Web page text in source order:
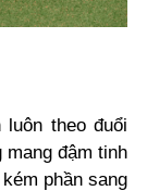
luôn theo đuổi
mang đậm tinh
phần sang